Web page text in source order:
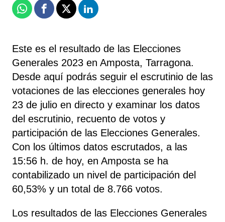
WhatsappFacebook
X Linkedin
Este es el resultado de las Elecciones
Generales 2023 en Amposta, Tarragona.
Desde aquí podrás seguir el escrutinio de las
votaciones de las elecciones generales hoy
23 de julio en directo y examinar los datos
del escrutinio, recuento de votos y
participación de las Elecciones Generales.
Con los últimos datos escrutados, a las
15:56 h. de hoy, en Amposta se ha
contabilizado un nivel de participación del
60,53% y un total de 8.766 votos.
Los resultados de las Elecciones Generales